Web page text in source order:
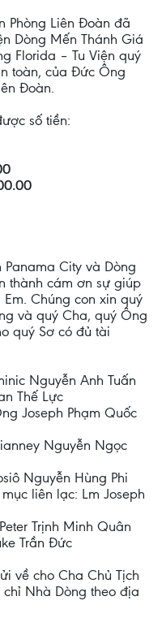
Phòng Liên Đoàn đã
Dòng Mến Thánh Giá
Florida – Tu Viện quý
toàn, của Đức Ông
Đoàn.
số tiền:
City và Dòng
thành cám ơn sự giúp
Chúng con xin quý
và quý Cha, quý Ông
quý Sơ có đủ tài
Nguyễn Anh Tuấn
Thế Lực
Joseph Phạm Quốc
Nguyễn Ngọc
Nguyễn Hùng Phi
liên lạc: Lm Joseph
Trịnh Minh Quân
Trần Đức
về cho Cha Chủ Tịch
Nhà Dòng theo địa